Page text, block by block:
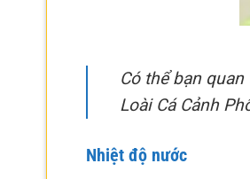
Có thể bạn quan
Loài Cá Cảnh
Nhiệt độ nước